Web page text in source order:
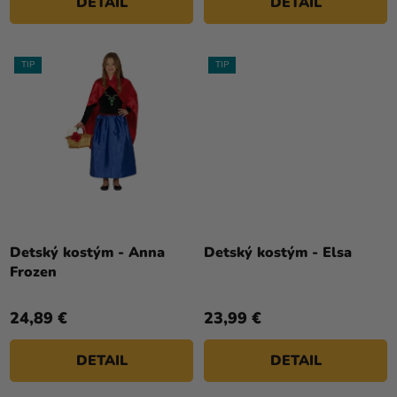
TIP
Detský kostým - Anna
Frozen
24,89 €
DETAIL
TIP
Detský kostým - Elsa
23,99 €
DETAIL